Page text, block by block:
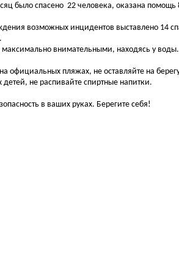
было спасено 22 человека, оказана
возможных инцидентов выставлено 14
внимательными, находясь у
официальных пляжах, не оставляйте на
детей, не распивайте спиртные напитки.
в ваших руках. Берегите себя!